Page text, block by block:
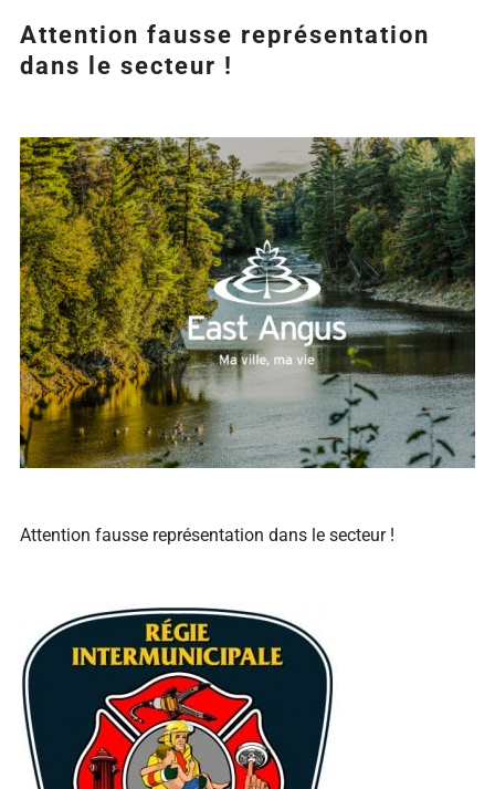
Attention fausse représentation
dans le secteur !
Agrandir
l&apos;image
Attention fausse représentation dans le secteur !